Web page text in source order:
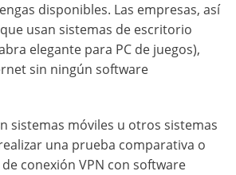
disponibles. Las empresas, así
usan sistemas de escritorio
elegante para PC de juegos),
sin ningún software
sistemas móviles u otros sistemas
una prueba comparativa o
conexión VPN con software